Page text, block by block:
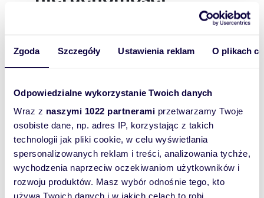
Zgoda Szczegóły Ustawienia reklam O plikach
Odpowiedzialne wykorzystanie Twoich danych
Wraz z naszymi 1022 partnerami przetwarzamy Twoje
osobiste dane, np. adres IP, korzystając z takich
technologii jak pliki cookie, w celu wyświetlania
spersonalizowanych reklam i treści, analizowania tychże,
wychodzenia naprzeciw oczekiwaniom użytkowników i
rozwoju produktów. Masz wybór odnośnie tego, kto
używa Twoich danych i w jakich celach to robi.
od firmy bez prowizji. Faktura VAT cena netto ,
kaucja. Niniejsze ogłoszenie nie stanowi oferty
w tym ( ogrzewanie, woda , śmieci, opłata
eksplowatacyjna .
51m 2 2 50zł/m2
Biuro 51 m2 w centrum Wrocławia
z balkonem.